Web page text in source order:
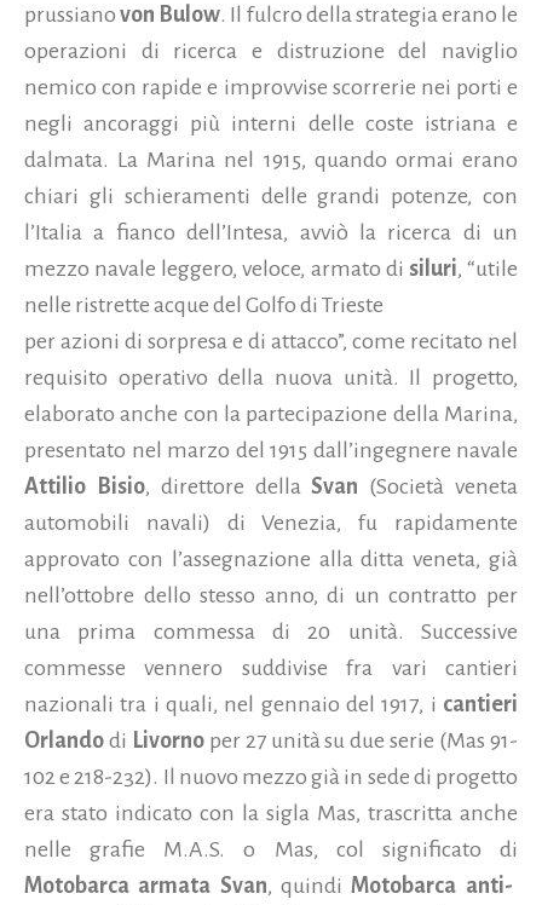
prussiano von Bulow. Il fulcro della strategia erano le
operazioni di ricerca e distruzione del naviglio
nemico con rapide e improvvise scorrerie nei porti e
negli ancoraggi più interni delle coste istriana e
dalmata. La Marina nel 1915, quando ormai erano
chiari gli schieramenti delle grandi potenze, con
l’Italia a fianco dell’Intesa, avviò la ricerca di un
mezzo navale leggero, veloce, armato di siluri, “utile
nelle ristrette acque del Golfo di Trieste
per azioni di sorpresa e di attacco”, come recitato nel
requisito operativo della nuova unità. Il progetto,
elaborato anche con la partecipazione della Marina,
presentato nel marzo del 1915 dall’ingegnere navale
Attilio Bisio, direttore dellaSvan (Società veneta
automobili navali) di Venezia, fu rapidamente
approvato con l’assegnazione alla ditta veneta, già
nell’ottobre dello stesso anno, di un contratto per
una prima commessa di 20 unità. Successive
commesse vennero suddivise fra vari cantieri
nazionali tra i quali, nel gennaio del 1917, i cantieri
Orlando di Livornoper 27 unità su due serie (Mas 91-
102 e 218-232). Il nuovo mezzo già in sede di progetto
era stato indicato con la sigla Mas, trascritta anche
nelle grafie M.A.S. o Mas, col significato di
Motobarca armata Svan, quindiMotobarca anti-